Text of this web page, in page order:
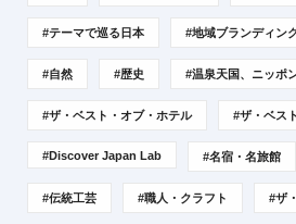
#テーマで巡る日本 #地域ブランディン
#自然 #歴史 #温泉天国、ニッポ
#ザ・ベスト・オブ・ホテル #ザ・ベス
#Discover Japan Lab #名宿・名旅館
#伝統工芸 #職人・クラフト #ザ